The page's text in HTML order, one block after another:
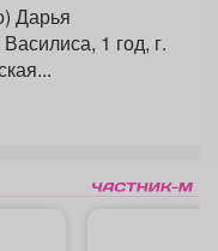
Дарья
1 год, г.